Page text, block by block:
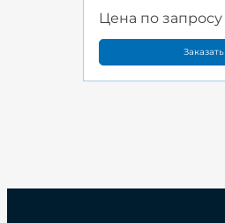
Цена по запросу
Заказать